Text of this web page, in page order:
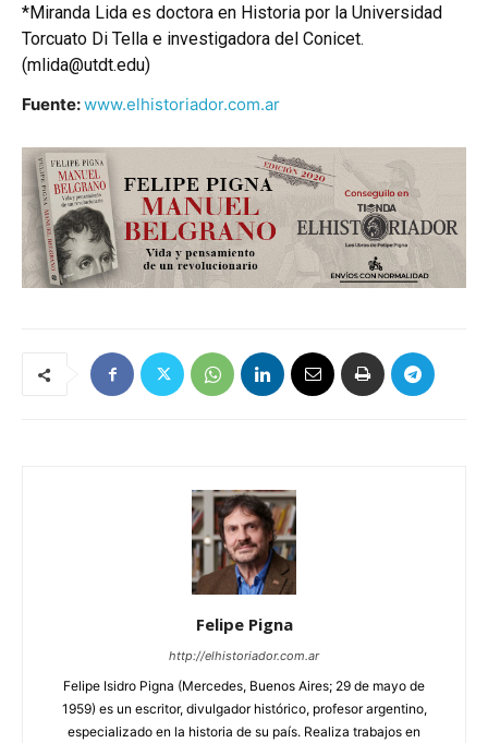
*Miranda Lida es doctora en Historia por la Universidad
Torcuato Di Tella e investigadora del Conicet.
(mlida@utdt.edu)
Fuente:www.elhistoriador.com.ar
Felipe Pigna
http://elhistoriador.com.ar
Felipe Isidro Pigna (Mercedes, Buenos Aires; 29 de mayo de
1959) es un escritor, divulgador histórico, profesor argentino,
especializado en la historia de su país. Realiza trabajos en